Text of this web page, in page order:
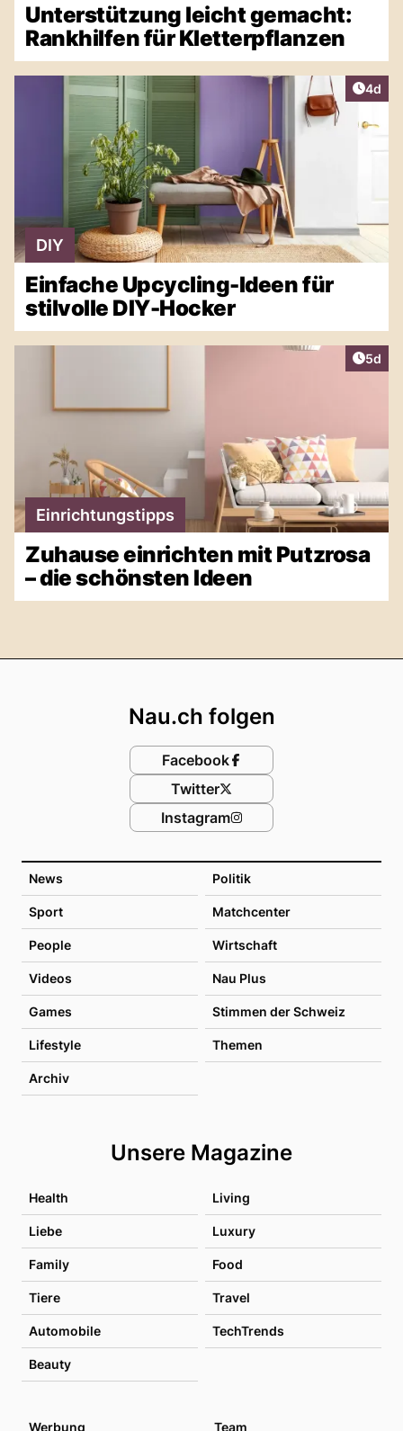
Unterstützung leicht gemacht:
Rankhilfen für Kletterpflanzen
4d
DIY
Einfache Upcycling-Ideen für
stilvolle DIY-Hocker
5d
Einrichtungstipps
Zuhause einrichten mit Putzrosa
– die schönsten Ideen
News Politik
Sport Matchcenter
People Wirtschaft
Videos Nau Plus
Games Stimmen der Schweiz
Lifestyle Themen
Archiv
Unsere Magazine
Health Living
Liebe Luxury
Family Food
Tiere Travel
Automobile TechTrends
Beauty
Nau.ch folgen
Facebook
Twitter
Instagram
Werbung Team